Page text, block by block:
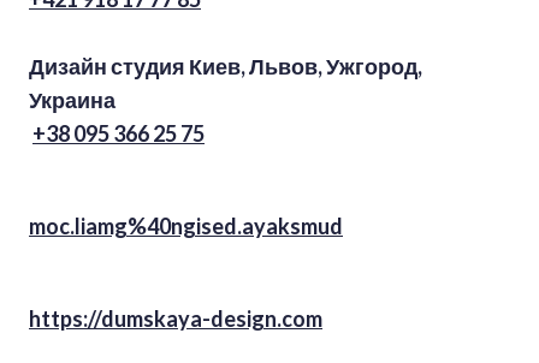
Дизайн студия Киев, Львов, Ужгород,
Украина
+38 095 366 25 75
moc.liamg%40ngised.ayaksmud
https://dumskaya-design.com